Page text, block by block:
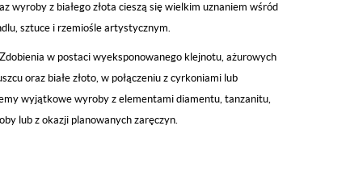
wyroby z białego złota cieszą się wielkim uznaniem wśród
sztuce i rzemiośle artystycznym.
w postaci wyeksponowanego klejnotu, ażurowych
oraz białe złoto, w połączeniu z cyrkoniami lub
wyjątkowe wyroby z elementami diamentu, tanzanitu,
lub z okazji planowanych zaręczyn.